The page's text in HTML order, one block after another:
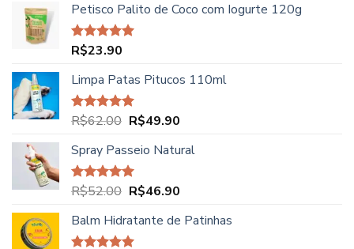
Petisco Palito de Coco com Iogurte 120g
Avaliação
R$23.90
Limpa Patas Pitucos 110ml
Avaliação
R$62.00 O
original
era:
R$62.00.
R$49.90O
atual
R$49.90.
Spray Passeio Natural
Avaliação
R$52.00 O
original
era:
R$46.90O
atual
Balm Hidratante de Patinhas